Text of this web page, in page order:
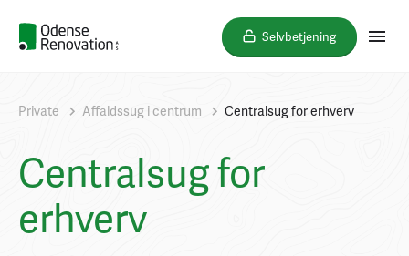
Selvbetjening
Private Affaldssug i centrum Centralsug for erhverv
Centralsug for
erhverv